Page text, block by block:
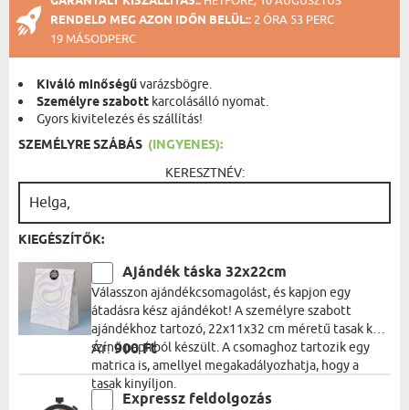
RENDELD MEG AZON IDŐN BELÜL:: 2 ÓRA 53 PERC
19 MÁSODPERC
Kiváló minőségűvarázsbögre.
Személyre szabott karcolásálló nyomat.
Gyors kivitelezés és szállítás!
SZEMÉLYRE SZÁBÁS (INGYENES):
KERESZTNÉV:
KIEGÉSZÍTŐK:
Ajándék táska 32x22cm
Válasszon ajándékcsomagolást, és kapjon egy
átadásra kész ajándékot! A személyre szabott
ajándékhoz tartozó, 22x11x32 cm méretű tasak kék
színű papírból készült. A csomaghoz tartozik egy
matrica is, amellyel megakadályozhatja, hogy a
tasak kinyíljon.
Ár:900 Ft
Expressz feldolgozás